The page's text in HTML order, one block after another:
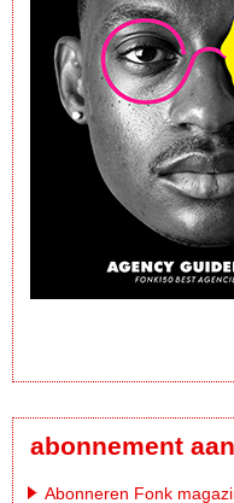
abonnement
Abonneren Fonk